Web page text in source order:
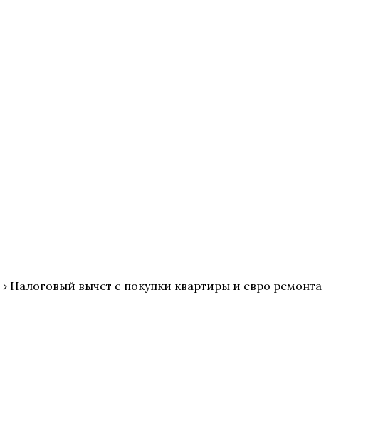
› Налоговый вычет с покупки квартиры и евро ремонта